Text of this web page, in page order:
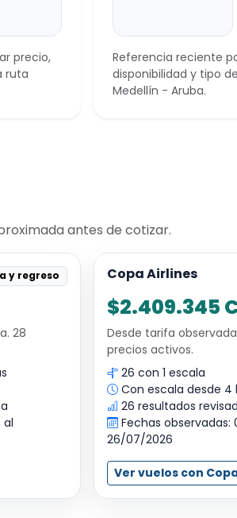
precio,
ruta
Referencia reciente
disponibilidad y tipo
Medellín - Aruba.
antes de cotizar.
y regreso
28
al
Copa Airlines
$2.409.345
Desde tarifa
precios activos.
26 con 1 escala
Con escala desde 4
26 resultados
Fechas
26/07/2026
Ver vuelos con